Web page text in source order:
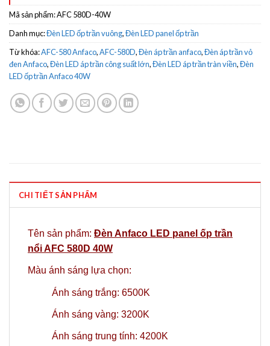
Mã sản phẩm:AFC 580D-40W
Danh mục:Đèn LED ốp trần vuông,Đèn LED panel ốp trần
Từ khóa:AFC-580 Anfaco,AFC-580D,Đèn áp trần anfaco,Đèn áp trần vỏ
đen Anfaco,Đèn LED áp trần công suất lớn,Đèn LED áp trần tràn viền,Đèn
LED ốp trần Anfaco 40W
CHI TIẾT SẢN PHẨM
Tên sản phẩm: Đèn Anfaco LED panel ốp trần
nổi AFC 580D 40W
Màu ánh sáng lựa chọn:
Ánh sáng trắng: 6500K
Ánh sáng vàng: 3200K
Ánh sáng trung tính: 4200K